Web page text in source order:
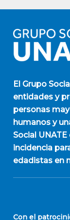
El Grupo
entidades y
personas
humanos y
Social
incidencia
edadistas en
Con el